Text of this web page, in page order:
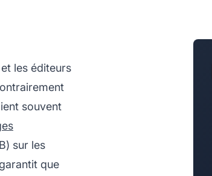
les éditeurs
souvent
sur les
que